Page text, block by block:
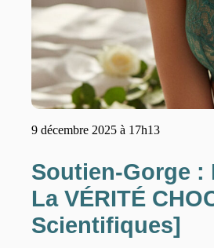
9 décembre 2025 à 17h13
Soutien-Gorge :
La VÉRITÉ
Scientifiques]